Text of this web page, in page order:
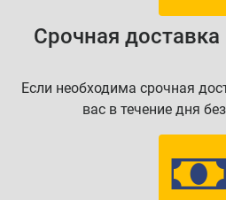
Срочная доставка
Если необходима срочная
вас в течение дня